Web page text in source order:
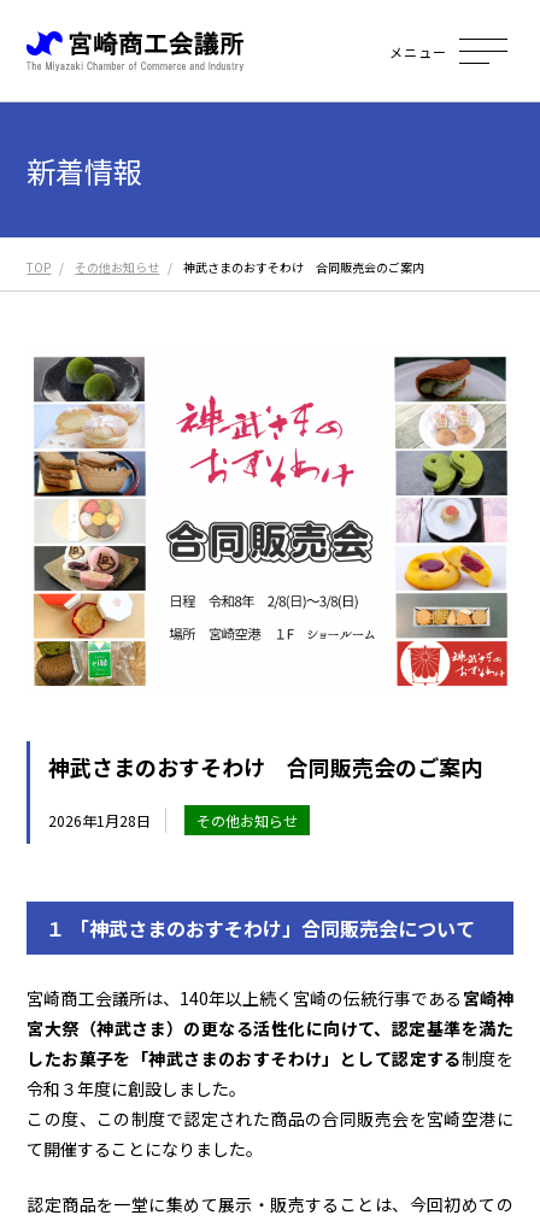
メニュー
新着情報
TOP その他お知らせ 神武さまのおすそわけ 合同販売会のご案内
神武さまのおすそわけ 合同販売会のご案内
2026年1月28日 その他お知らせ
１ 「神武さまのおすそわけ」合同販売会について
宮崎商工会議所は、140年以上続く宮崎の伝統行事である 宮崎神
宮大祭（神武さま）の更なる活性化に向けて、 認定基準を満た
したお菓子を「神武さまのおすそわけ」として認定する制度を
令和３年度に創設しました。
この度、この制度で認定された商品の合同販売会を宮崎空港に
て開催することになりました。
認定商品を一堂に集めて展示・販売することは、今回初めての